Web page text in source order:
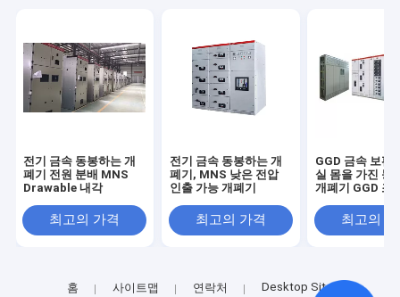
전기 금속 동봉하는 개
폐기 전원 분배 MNS
Drawable 내각
최고의 가격
전기 금속 동봉하는 개
폐기, MNS 낮은 전압
인출 가능 개폐기
최고의 가격
GGD 금속 보편
실 몸을 가진 동
개폐기 GGD 조
최고의
홈 사이트맵 연락처 Desktop Site